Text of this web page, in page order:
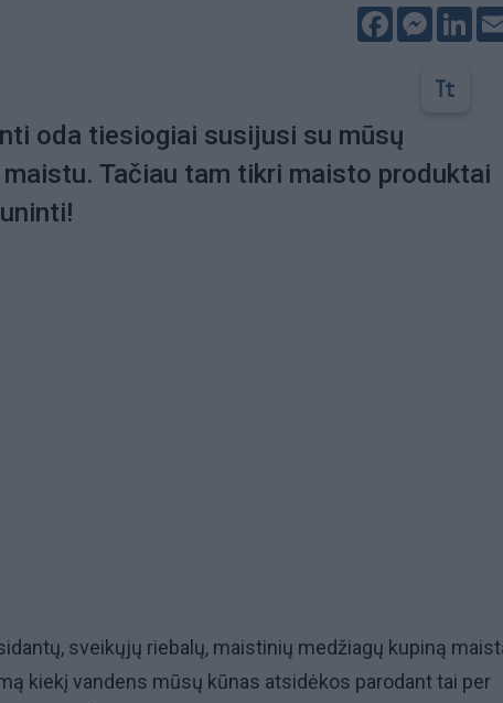
Facebook
oda tiesiogiai susijusi su mūsų
Tačiau tam tikri maisto produktai
ų, sveikųjų riebalų, maistinių medžiagų kupiną
kiekį vandens mūsų kūnas atsidėkos parodant tai per